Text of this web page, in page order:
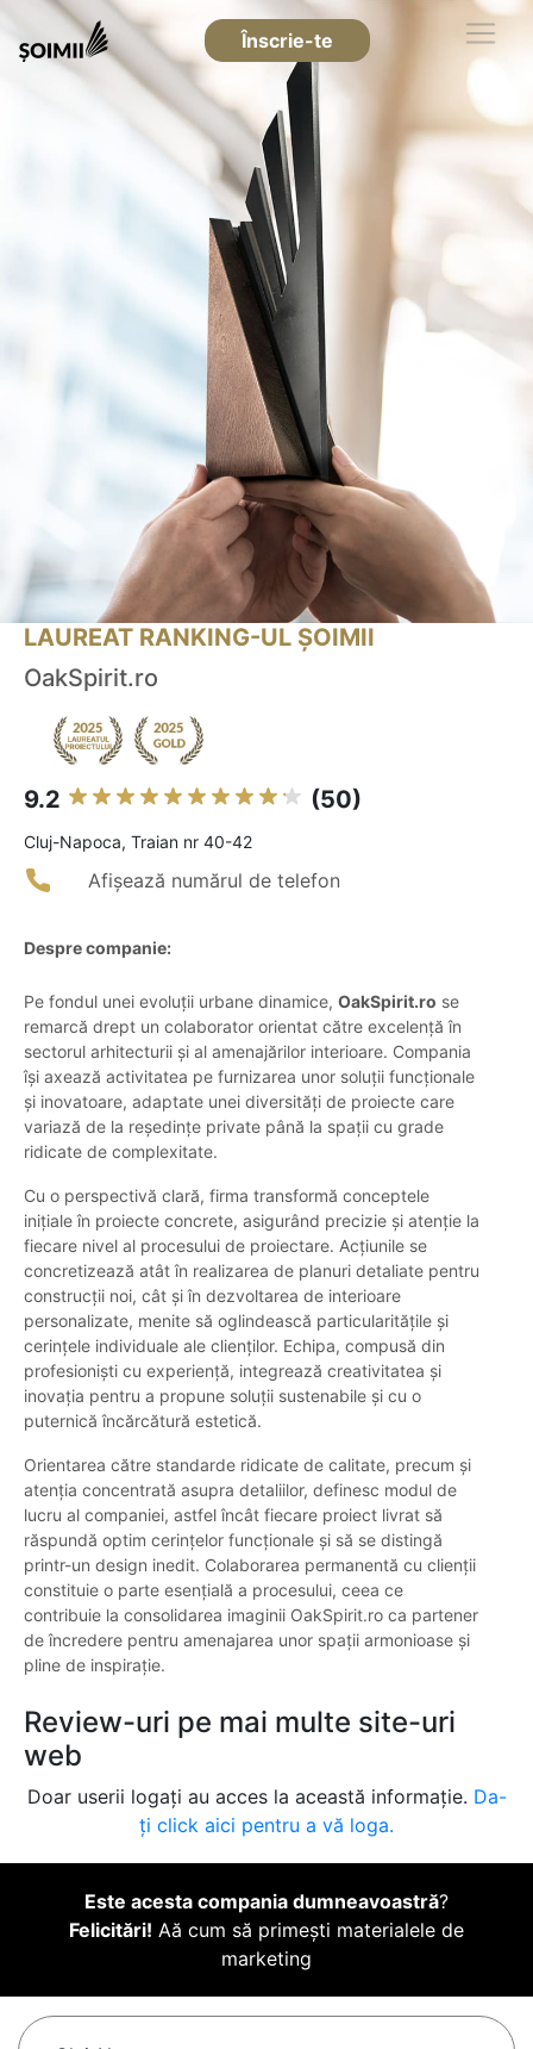
Înscrie-te
LAUREAT RANKING-UL ȘOIMII
OakSpirit.ro
9.2 (50)
Cluj-Napoca, Traian nr 40-42
Afișează numărul de telefon
Despre companie:
Pe fondul unei evoluții urbane dinamice, OakSpirit.ro se
remarcă drept un colaborator orientat către excelență în
sectorul arhitecturii și al amenajărilor interioare. Compania
își axează activitatea pe furnizarea unor soluții funcționale
și inovatoare, adaptate unei diversități de proiecte care
variază de la reședințe private până la spații cu grade
ridicate de complexitate.
Cu o perspectivă clară, firma transformă conceptele
inițiale în proiecte concrete, asigurând precizie și atenție la
fiecare nivel al procesului de proiectare. Acțiunile se
concretizează atât în realizarea de planuri detaliate pentru
construcții noi, cât și în dezvoltarea de interioare
personalizate, menite să oglindească particularitățile și
cerințele individuale ale clienților. Echipa, compusă din
profesioniști cu experiență, integrează creativitatea și
inovația pentru a propune soluții sustenabile și cu o
puternică încărcătură estetică.
Orientarea către standarde ridicate de calitate, precum și
atenția concentrată asupra detaliilor, definesc modul de
lucru al companiei, astfel încât fiecare proiect livrat să
răspundă optim cerințelor funcționale și să se distingă
printr-un design inedit. Colaborarea permanentă cu clienții
constituie o parte esențială a procesului, ceea ce
contribuie la consolidarea imaginii OakSpirit.ro ca partener
de încredere pentru amenajarea unor spații armonioase și
pline de inspirație.
Review-uri pe mai multe site-uri
web
Doar userii logați au acces la această informație. Da-
ți click aici pentru a vă loga.
Este acesta compania dumneavoastră?
Felicitări! Aă cum să primești materialele de
marketing